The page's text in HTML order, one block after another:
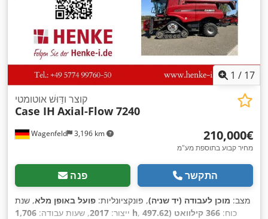
1 / 17
Wagenfeld 3,196 km
קוצר ודַּוּשׁ אוטומטי
Case IH Axial-Flow 7240
‏210,000 ‏€
מחיר קבוע בתוספת מע"מ
פנה התקשר
מצב: מוכן לעבודה (יד שניה), פונקציונליות: פועל באופן מלא, שנת
ייצור: 2017, שעות עבודה: 1,706 h , כוח:
366 קילוואט (497.62